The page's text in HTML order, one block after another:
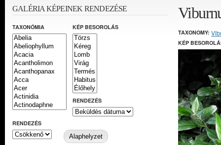
TAXONOMY:
KÉP
GALÉRIA KÉPEINEK RENDEZÉSE
TAXONÓMIA KÉP BESOROLÁS
RENDEZÉS
RENDEZÉS